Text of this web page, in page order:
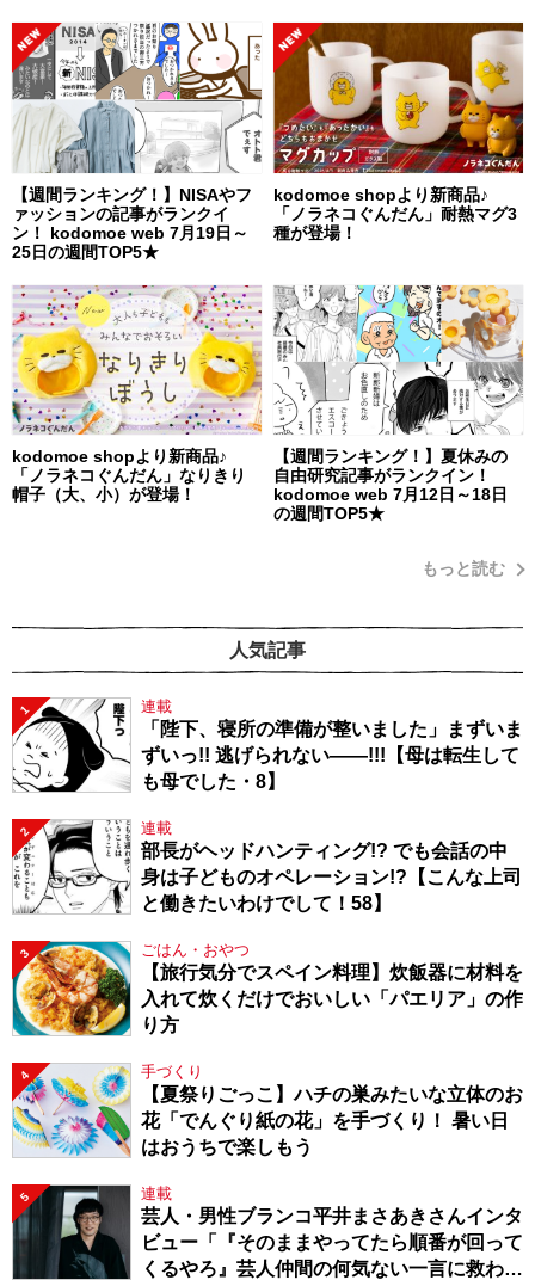
【週間ランキング！】NISAやフ
ァッションの記事がランクイ
ン！ kodomoe web 7月19日～
25日の週間TOP5★
kodomoe shopより新商品♪
「ノラネコぐんだん」耐熱マグ3
種が登場！
kodomoe shopより新商品♪
「ノラネコぐんだん」なりきり
帽子（大、小）が登場！
【週間ランキング！】夏休みの
自由研究記事がランクイン！
kodomoe web 7月12日～18日
の週間TOP5★
もっと読む
人気記事
1 連載
「陛下、寝所の準備が整いました」まずいま
ずいっ!! 逃げられない――!!!【母は転生して
も母でした・8】
2 連載
部長がヘッドハンティング!? でも会話の中
身は子どものオペレーション!?【こんな上司
と働きたいわけでして！58】
3 ごはん・おやつ
【旅行気分でスペイン料理】炊飯器に材料を
入れて炊くだけでおいしい「パエリア」の作
り方
4 手づくり
【夏祭りごっこ】ハチの巣みたいな立体のお
花「でんぐり紙の花」を手づくり！ 暑い日
はおうちで楽しもう
5 連載
芸人・男性ブランコ平井まさあきさんインタ
ビュー「『そのままやってたら順番が回って
くるやろ』芸人仲間の何気ない一言に救われ